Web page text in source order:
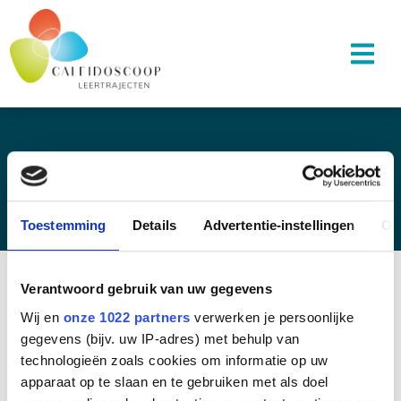
Toestemming Details Advertentie-instellingen
Verantwoord gebruik van uw gegevens
Wij en onze 1022 partners verwerken je persoonlijke
gegevens (bijv. uw IP-adres) met behulp van
technologieën zoals cookies om informatie op uw
apparaat op te slaan en te gebruiken met als doel
BEDANKT VOOR HET INSCHRIJVEN
MEER VAN ONS WETEN?
Wil je meer weten over ons opleidingsinstituut of wil je
graag aanvullende informatie over de opleidingen? Met